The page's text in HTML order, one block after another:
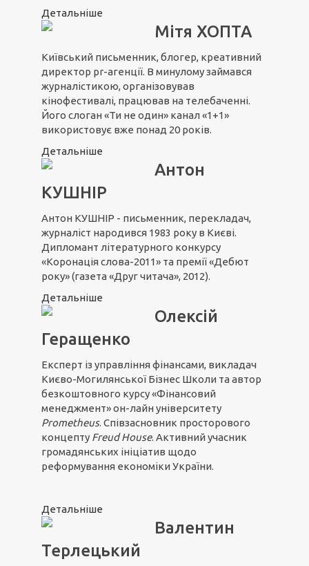
Детальніше
Мітя ХОПТА
Київський письменник, блогер, креативний
директор pr-агенції. В минулому займався
журналістикою, організовував
кінофестивалі, працював на телебаченні.
Його слоган «Ти не один» канал «1+1»
використовує вже понад 20 років.
Детальніше
Антон
КУШНІР
Антон КУШНІР - письменник, перекладач,
журналіст народився 1983 року в Києві.
Дипломант літературного конкурсу
«Коронація слова-2011» та премії «Дебют
року» (газета «Друг читача», 2012).
Детальніше
Олексій
Геращенко
Експерт із управління фінансами, викладач
Києво-Могилянської Бізнес Школи та автор
безкоштовного курсу «Фінансовий
менеджмент» он-лайн університету
Prometheus. Співзасновник просторового
концепту Freud House. Активний учасник
громадянських ініціатив щодо
реформування економіки України.
Детальніше
Валентин
Терлецький